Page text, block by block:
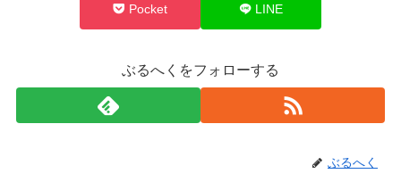
Pocket LINE
ぶるへくをフォローする
ぶるへく